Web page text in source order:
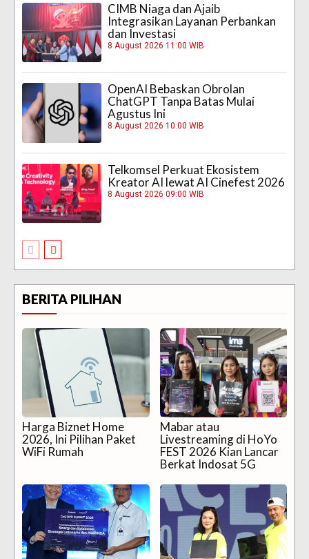
CIMB Niaga dan Ajaib
Integrasikan Layanan Perbankan
dan Investasi
8 August 2026 11:00 WIB
OpenAI Bebaskan Obrolan
ChatGPT Tanpa Batas Mulai
Agustus Ini
8 August 2026 10:00 WIB
Telkomsel Perkuat Ekosistem
Kreator AI lewat AI Cinefest 2026
8 August 2026 09:00 WIB
BERITA PILIHAN
Harga Biznet Home
2026, Ini Pilihan Paket
WiFi Rumah
Mabar atau
Livestreaming di HoYo
FEST 2026 Kian Lancar
Berkat Indosat 5G